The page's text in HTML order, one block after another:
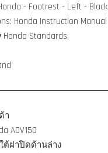
- Footrest - Left - Black
Honda Instruction Manual
Honda Standards.
า
ADV150
ต้ฝาปิดด้านล่าง